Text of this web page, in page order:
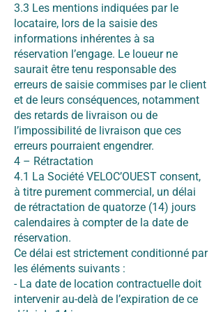
3.3 Les mentions indiquées par le
locataire, lors de la saisie des
informations inhérentes à sa
réservation l’engage. Le loueur ne
saurait être tenu responsable des
erreurs de saisie commises par le client
et de leurs conséquences, notamment
des retards de livraison ou de
l’impossibilité de livraison que ces
erreurs pourraient engendrer.
4 – Rétractation
4.1 La Société VELOC’OUEST consent,
à titre purement commercial, un délai
de rétractation de quatorze (14) jours
calendaires à compter de la date de
réservation.
Ce délai est strictement conditionné par
les éléments suivants :
- La date de location contractuelle doit
intervenir au-delà de l’expiration de ce